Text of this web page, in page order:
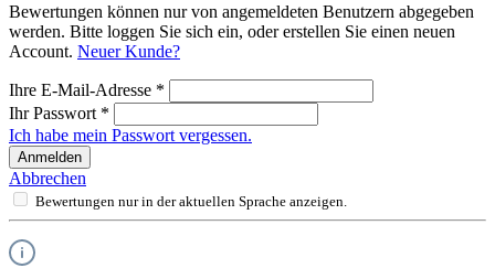
Bewertungen können nur von angemeldeten Benutzern abgegeben
werden. Bitte loggen Sie sich ein, oder erstellen Sie einen neuen
Account. Neuer Kunde?
Ihre E-Mail-Adresse *
Ihr Passwort *
Ich habe mein Passwort vergessen.
Anmelden
Abbrechen
Bewertungen nur in der aktuellen Sprache anzeigen.